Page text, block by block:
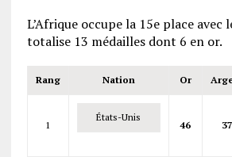
L’Afrique occupe la 15e place avec
totalise 13 médailles dont 6 en or.
Rang Nation Or
1
États-Unis
46 37